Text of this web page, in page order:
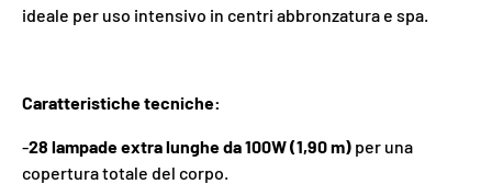
ideale per uso intensivo in centri abbronzatura e spa.
Caratteristiche tecniche:
-28 lampade extra lunghe da 100W (1,90 m) per una
copertura totale del corpo.